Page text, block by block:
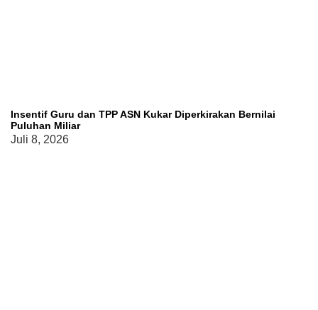
Insentif Guru dan TPP ASN Kukar Diperkirakan Bernilai
Puluhan Miliar
Juli 8, 2026